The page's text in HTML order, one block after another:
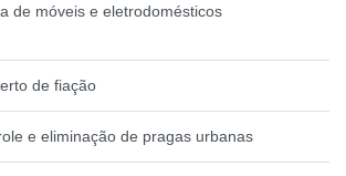
de móveis e eletrodomésticos
de fiação
e eliminação de pragas urbanas